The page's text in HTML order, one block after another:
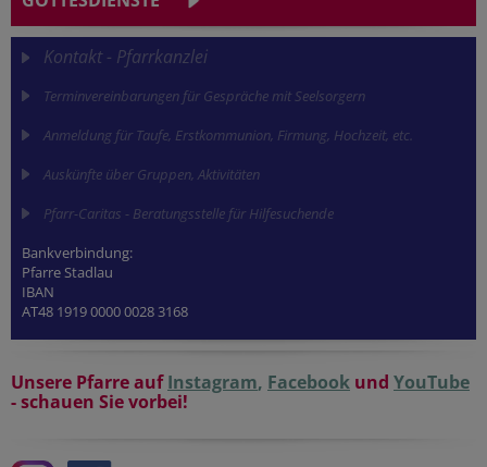
Kontakt - Pfarrkanzlei
Terminvereinbarungen für Gespräche mit Seelsorgern
Anmeldung für Taufe, Erstkommunion, Firmung, Hochzeit, etc.
Auskünfte über Gruppen, Aktivitäten
Pfarr-Caritas - Beratungsstelle für Hilfesuchende
Bankverbindung:
Pfarre Stadlau
IBAN
AT48 1919 0000 0028 3168
Unsere Pfarre auf Instagram, Facebook und YouTube
- schauen Sie vorbei!